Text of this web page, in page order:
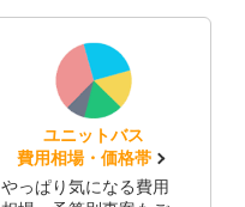
ユニットバス
費用相場・価格帯
やっぱり気になる費用